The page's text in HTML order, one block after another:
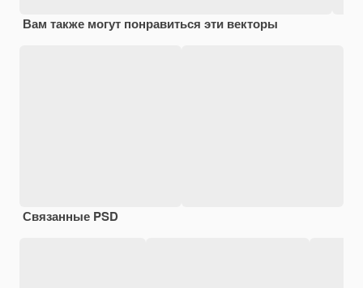
Вам также могут понравиться эти векторы
Связанные PSD